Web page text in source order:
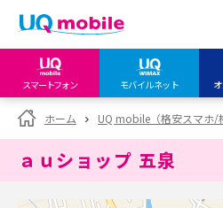
スマートフォン モバイルネット
my UQ WiMAX
UQ WiMAX ご契約の方
My UQ mobile
UQ mobile
オンラインショップ
UQ WiMAX
UQ mobile
販売店舗
UQ WiMAX
ホーム UQ mobile（格安スマホ/
ａｕショップ 五泉